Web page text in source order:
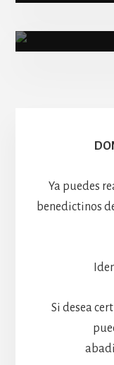
Ya puedes
benedictinos
Si desea